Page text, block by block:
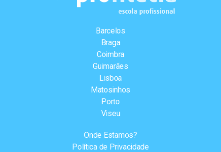
Barcelos
Braga
Coimbra
Guimarães
Lisboa
Matosinhos
Porto
Viseu
Onde Estamos?
Política de Privacidade